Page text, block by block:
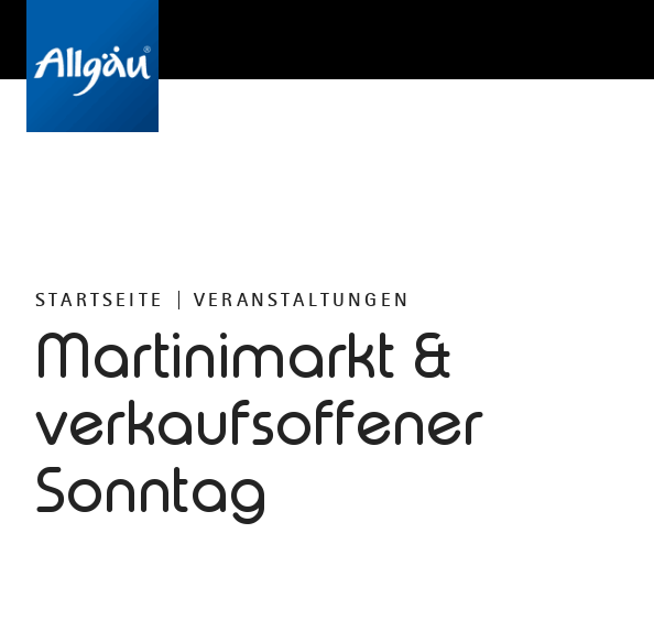
STARTSEITE VERANSTALTUNGEN
Martinimarkt &
verkaufsoffener
Sonntag